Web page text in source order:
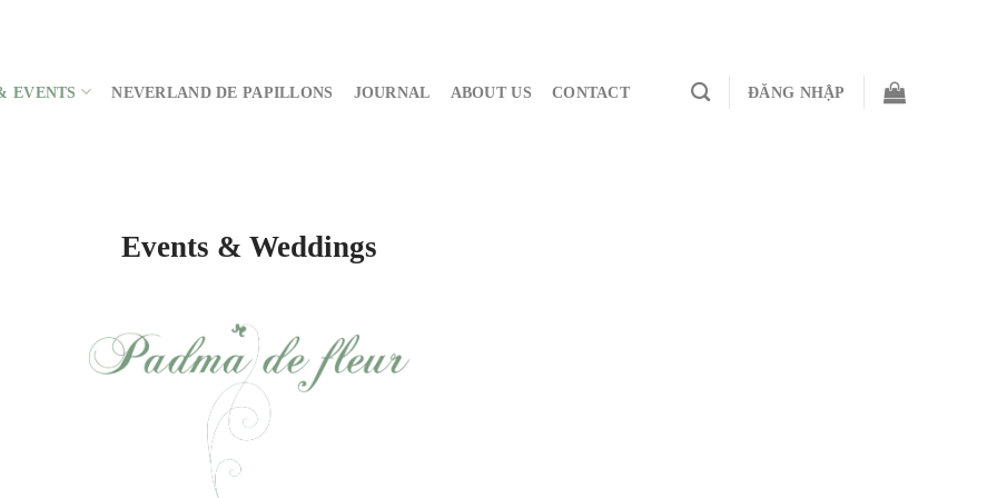
EVENTS NEVERLAND DE PAPILLONS JOURNAL ABOUT US CONTACT ĐĂNG NHẬP
Events & Weddings